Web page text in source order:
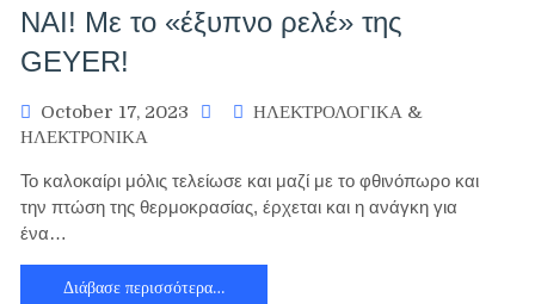
ΝΑΙ! Με το «έξυπνο ρελέ» της
GEYER!
October 17, 2023
ΗΛΕΚΤΡΟΛΟΓΙΚΑ &
ΗΛΕΚΤΡΟΝΙΚΑ
Το καλοκαίρι μόλις τελείωσε και μαζί με το φθινόπωρο και
την πτώση της θερμοκρασίας, έρχεται και η ανάγκη για
ένα…
Διάβασε περισσότερα…